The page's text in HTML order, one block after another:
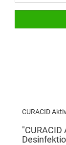
CURACID